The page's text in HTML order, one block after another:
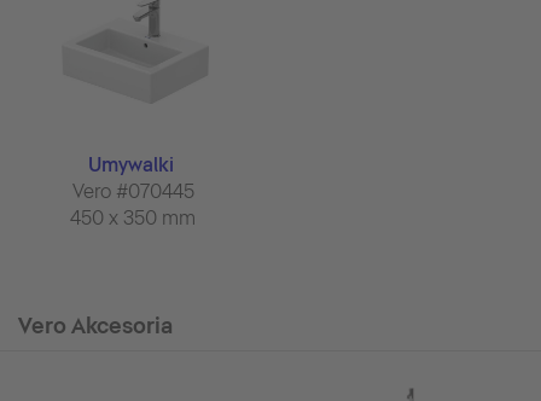
Umywalki
Vero #070445
450 x 350 mm
Vero Akcesoria